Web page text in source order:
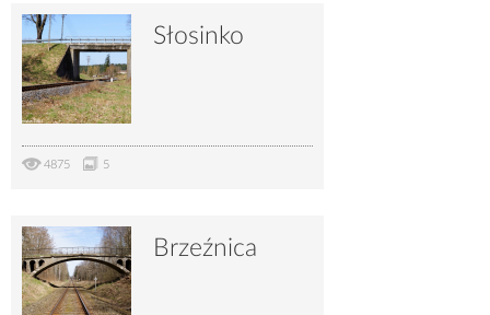
Słosinko
4875 5
Brzeźnica